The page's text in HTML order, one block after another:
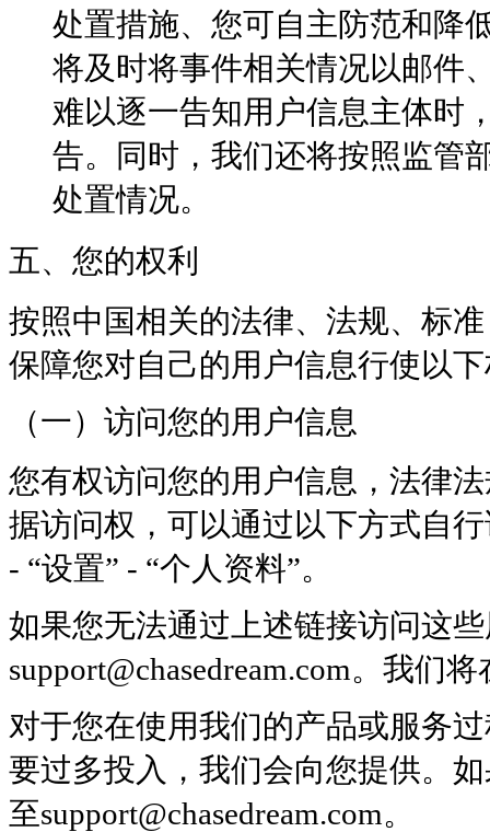
处置措施、您可自主防范和降
将及时将事件相关情况以邮件
难以逐一告知用户信息主体时
告。同时，我们还将按照监管
处置情况。
五、您的权利
按照中国相关的法律、法规、标
保障您对自己的用户信息行使以
（一）访问您的用户信息
您有权访问您的用户信息，法律
据访问权，可以通过以下方式自行
- “设置” - “个人资料”。
如果您无法通过上述链接访问这
support@chasedream.com。我们
对于您在使用我们的产品或服务
要过多投入，我们会向您提供。
至support@chasedream.com。